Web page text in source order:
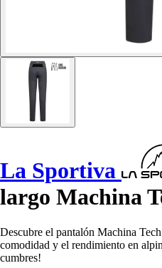
La Sportiva
largo Machina
Descubre el pantalón Machina
comodidad y el rendimiento en
cumbres!